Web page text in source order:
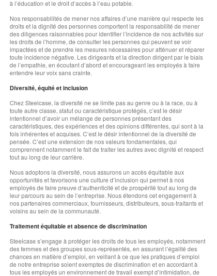
à l’éducation et le droit d’accès à l’eau potable.
Nos responsabilités de mener nos affaires d’une manière qui respecte les
droits et la dignité des personnes comportent la responsabilité de mener
des diligences raisonnables pour identifier l’incidence de nos activités sur
les droits de l’homme, de consulter les personnes qui peuvent se voir
impactées et de prendre les mesures nécessaires pour atténuer et réparer
toute incidence négative. Les dirigeants et la direction dirigent par le biais
de l’empathie, en écoutant d’abord et encourageant les employés à faire
entendre leur voix sans crainte.
Diversité, équité et inclusion
Chez Steelcase, la diversité ne se limite pas au genre ou à la race, ou à
toute autre classe, statut ou caractéristique protégés, c’est le désir
intentionnel d’avoir un mélange de personnes présentant des
caractéristiques, des expériences et des opinions différentes, qui sont à la
fois inhérentes et acquises. C’est le désir intentionnel de la diversité de
pensée. C’est une extension de nos valeurs fondamentales, qui
comprennent notamment le fait de traiter les autres avec dignité et respect
tout au long de leur carrière.
Nous adoptons la diversité, nous assurons un accès équitable aux
opportunités et favorisons une culture d’inclusion qui permet à nos
employés de faire preuve d’authenticité et de prospérité tout au long de
leur parcours au sein de l’entreprise. Nous étendons cet engagement à
nos partenaires commerciaux, fournisseurs, distributeurs, sous-traitants et
voisins au sein de la communauté.
Traitement équitable et absence de discrimination
Steelcase s’engage à protéger les droits de tous les employés, notamment
des femmes et des groupes sous-représentés, en assurant l’égalité des
chances en matière d’emploi, en veillant à ce que les pratiques d’emploi
de notre entreprise soient exemptes de discrimination et en accordant à
tous les employés un environnement de travail exempt d’intimidation, de